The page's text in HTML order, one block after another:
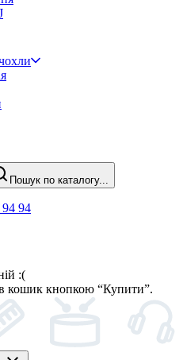
Пошук по каталогу...
94
:(
кошик кнопкою “Купити”.